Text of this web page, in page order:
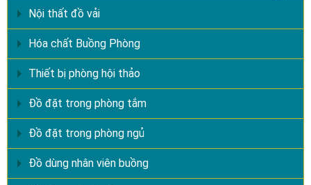
Nội thất đồ vải
Hóa chất Buồng Phòng
Thiết bị phòng hội thảo
Đồ đặt trong phòng tắm
Đồ đặt trong phòng ngủ
Đồ dùng nhân viên buồng